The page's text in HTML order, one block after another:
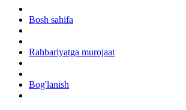
Bosh sahifa
Rahbariyatga murojaat
Bog'lanish